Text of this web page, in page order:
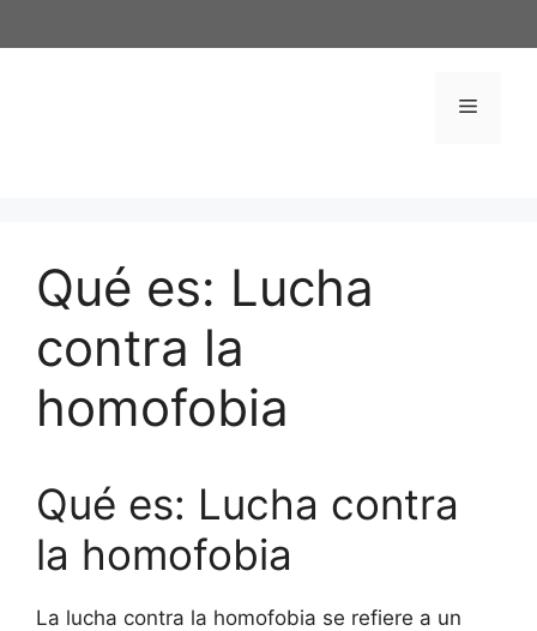
al
Menú
Qué es: Lucha
contra la
homofobia
Qué es: Lucha contra
la homofobia
La lucha contra la homofobia se refiere a un